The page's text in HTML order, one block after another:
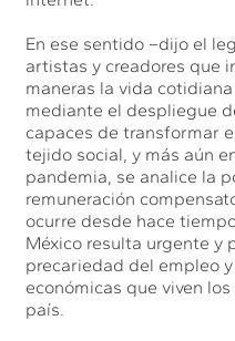
En ese sentido –dijo el
artistas y creadores que
maneras la vida
mediante el despliegue
capaces de transformar
tejido social, y más aún
pandemia, se analice la
remuneración
ocurre desde hace
México resulta urgente y
precariedad del empleo
económicas que viven
país.